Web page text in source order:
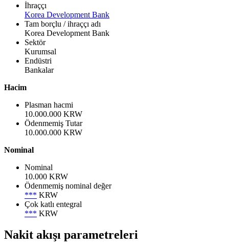
İhraççı
Korea Development Bank
Tam borçlu / ihraççı adı
Korea Development Bank
Sektör
Kurumsal
Endüstri
Bankalar
Hacim
Plasman hacmi
10.000.000 KRW
Ödenmemiş Tutar
10.000.000 KRW
Nominal
Nominal
10.000 KRW
Ödenmemiş nominal değer
*** KRW
Çok katlı entegral
*** KRW
Nakit akışı parametreleri